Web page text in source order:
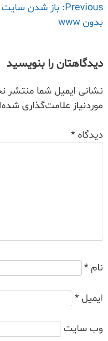
راهبری
نوشته
Previous: باز شدن سایت
بدون www
دیدگاهتان را بنویسید
نشانی ایمیل شما منتشر
موردنیاز علامت‌گذاری
دیدگاه *
نام *
ایمیل *
وب‌ سایت